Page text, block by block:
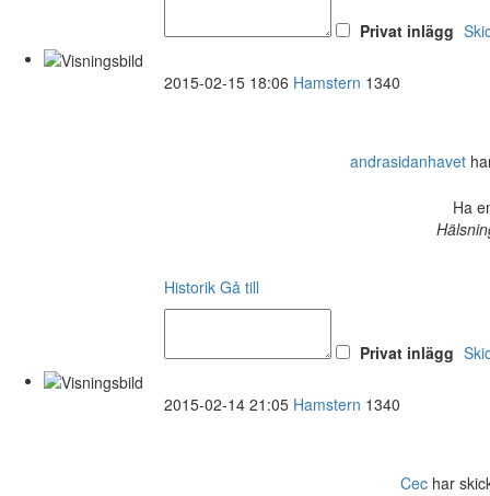
Privat inlägg
2015-02-15 18:06 Hamstern 1340
andrasidanhavet
Ha
Historik Gå till
Privat inlägg
2015-02-14 21:05 Hamstern 1340
Cechar